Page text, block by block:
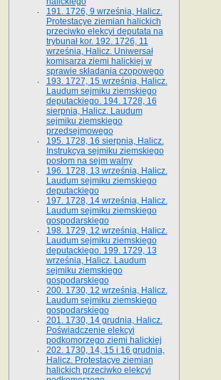
191. 1726, 9 września, Halicz.
Protestacye ziemian halickich
przeciwko elekcyi deputata na
trybunał kor. 192. 1726, 11
września, Halicz. Uniwersał
komisarza ziemi halickiej w
sprawie składania czopowego
193. 1727, 15 września, Halicz.
Laudum sejmiku ziemskiego
deputackiego. 194. 1728, 16
sierpnia, Halicz. Laudum
sejmiku ziemskiego
przedsejmowego
195. 1728, 16 sierpnia, Halicz.
Instrukcya sejmiku ziemskiego
posłom na sejm walny
196. 1728, 13 września, Halicz.
Laudum sejmiku ziemskiego
deputackiego
197. 1728, 14 września, Halicz.
Laudum sejmiku ziemskiego
gospodarskiego
198. 1729, 12 września, Halicz.
Laudum sejmiku ziemskiego
deputackiego. 199. 1729, 13
września, Halicz. Laudum
sejmiku ziemskiego
gospodarskiego
200. 1730, 12 września, Halicz.
Laudum sejmiku ziemskiego
gospodarskiego
201. 1730, 14 grudnia, Halicz.
Poświadczenie elekcyi
podkomorzego ziemi halickiej
202. 1730, 14, 15 i 16 grudnia,
Halicz. Protestacye ziemian
halickich przeciwko elekcyi